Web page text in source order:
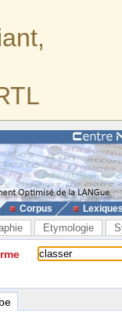
Corpus
Etymologie